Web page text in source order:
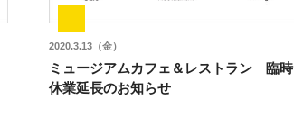
2020.3.13（金）
ミュージアムカフェ＆レストラン 臨時
休業延長のお知らせ